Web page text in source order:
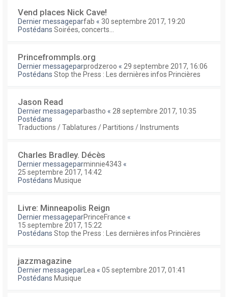
Vend places Nick Cave!
Dernier messageparfab « 30 septembre 2017, 19:20
Postédans Soirées, concerts...
Princefrommpls.org
Dernier messageparprodzeroo « 29 septembre 2017, 16:06
Postédans Stop the Press : Les dernières infos Princières
Jason Read
Dernier messageparbastho « 28 septembre 2017, 10:35
Postédans
Traductions / Tablatures / Partitions / Instruments
Charles Bradley. Décès
Dernier messageparminnie4343 «
25 septembre 2017, 14:42
Postédans Musique
Livre: Minneapolis Reign
Dernier messageparPrinceFrance «
15 septembre 2017, 15:22
Postédans Stop the Press : Les dernières infos Princières
jazzmagazine
Dernier messagepar Lea « 05 septembre 2017, 01:41
Postédans Musique